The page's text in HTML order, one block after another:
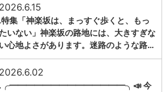
2026.6.15
.特集「神楽坂は、まっすぐ歩くと、もっ
たいない」神楽坂の路地には、大きすぎな
い心地よさがあります。迷路のような路…
2026.6.02
.╭━━━━━━━━━━━━━━╮📣 今